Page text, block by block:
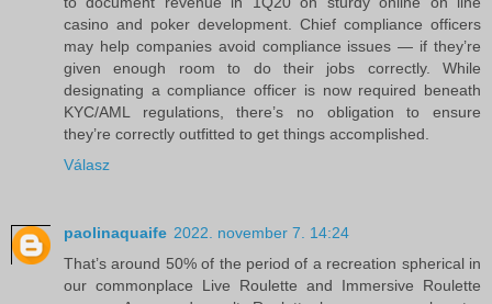
casino and poker development. Chief compliance officers
may help companies avoid compliance issues — if they’re
given enough room to do their jobs correctly. While
designating a compliance officer is now required beneath
KYC/AML regulations, there’s no obligation to ensure
they’re correctly outfitted to get things accomplished.
Válasz
paolinaquaife 2022. november 7. 14:24
That’s around 50% of the period of a recreation spherical in
our commonplace Live Roulette and Immersive Roulette